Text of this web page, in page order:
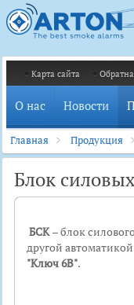
Карта сайта
О нас Новости
Главная Продукция
Блок
БСК– блок
другой
"Ключ 6В".